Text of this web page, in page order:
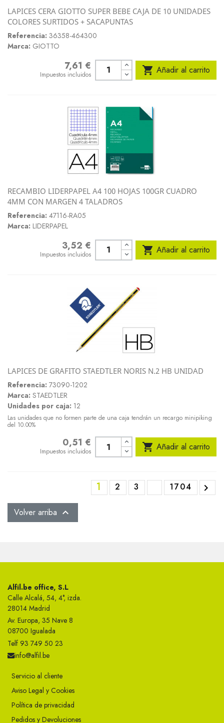
LAPICES CERA GIOTTO SUPER BEBE CAJA DE 10 UNIDADES
COLORES SURTIDOS + SACAPUNTAS
Referencia: 36358-464300
Marca: GIOTTO
7,61 €
Impuestos incluidos  Añadir al carrito
RECAMBIO LIDERPAPEL A4 100 HOJAS 100GR CUADRO
4MM CON MARGEN 4 TALADROS
Referencia: 47116-RA05
Marca: LIDERPAPEL
3,52 €
Impuestos incluidos  Añadir al carrito
LAPICES DE GRAFITO STAEDTLER NORIS N.2 HB UNIDAD
Referencia: 73090-1202
Marca: STAEDTLER
Unidades por caja: 12
Las unidades que no formen parte de una caja tendrán un recargo minipiking
del 10.00%
0,51 €
Impuestos incluidos  Añadir al carrito
1 2 3 1704 
Volver arriba 
Alfil.be office, S.L
Calle Alcalá, 54, 4°, izda.
28014 Madrid
Av. Europa, 35 Nave 8
08700 Igualada
Telf 93 749 50 23
info@alfil.be
Servicio al cliente
Aviso Legal y Cookies
Política de privacidad
Pedidos y Devoluciones